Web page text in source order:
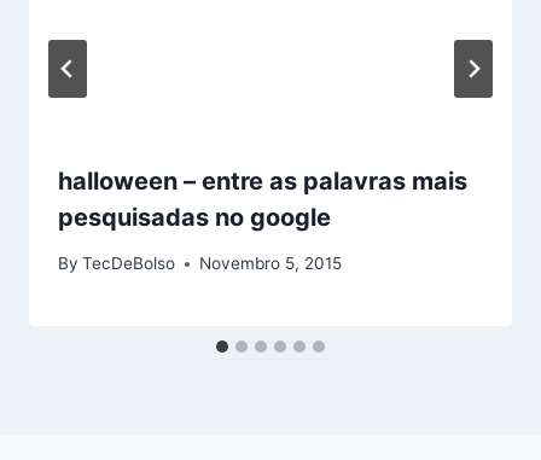
halloween – entre as palavras mais
pesquisadas no google
By TecDeBolso Novembro 5, 2015